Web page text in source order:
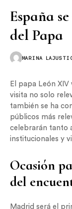
España
del Papa
MARINA
El papa León XIV
visita no solo
también se ha
públicos más
celebrarán tanto
institucionales y
Ocasión
del
Madrid será el